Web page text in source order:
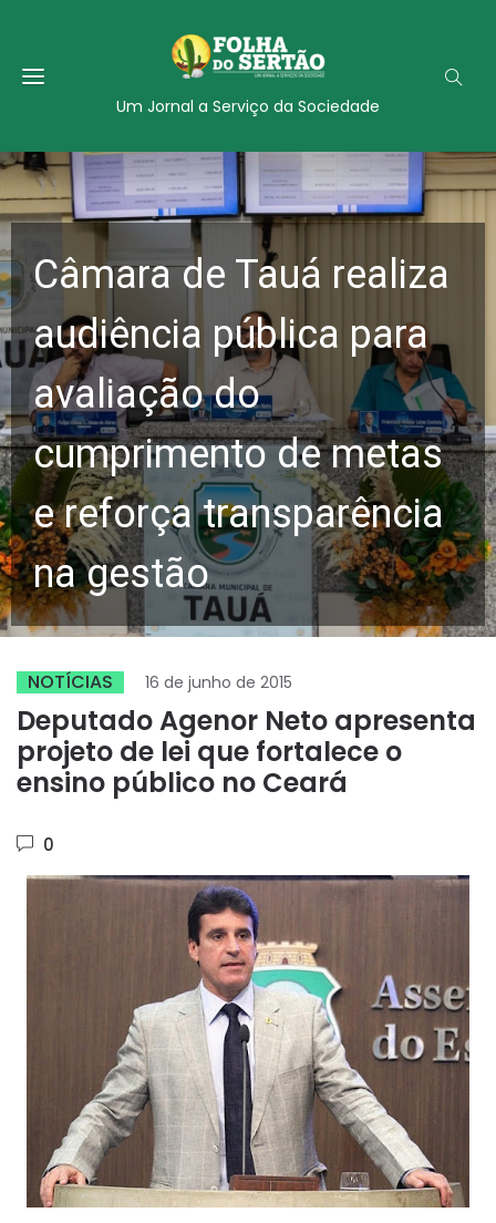
Um Jornal a Serviço da Sociedade
Câmara de Tauá realiza
audiência pública para
avaliação do
cumprimento de metas
e reforça transparência
na gestão
NOTÍCIAS 16 de junho de 2015
Deputado Agenor Neto apresenta
projeto de lei que fortalece o
ensino público no Ceará
0